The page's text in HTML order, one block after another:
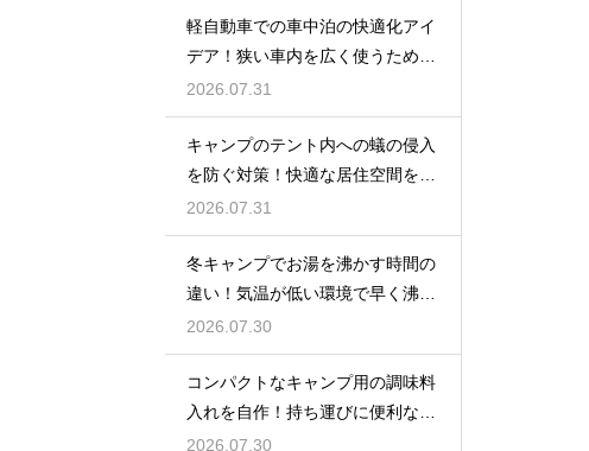
軽自動車での車中泊の快適化アイ
デア！狭い車内を広く使うための
工夫
2026.07.31
キャンプのテント内への蟻の侵入
を防ぐ対策！快適な居住空間をキ
ープ
2026.07.31
冬キャンプでお湯を沸かす時間の
違い！気温が低い環境で早く沸騰
させる
2026.07.30
コンパクトなキャンプ用の調味料
入れを自作！持ち運びに便利な収
納術
2026.07.30